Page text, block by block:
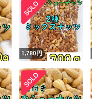
1,780円